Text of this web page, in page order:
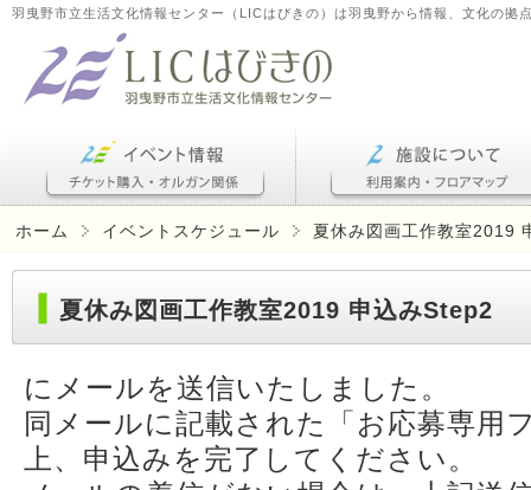
羽曳野市立生活文化情報センター（LICはびきの）は羽曳野から情報、文化の拠
ホーム イベントスケジュール 夏休み図画工作教室2019
夏休み図画工作教室2019 申込みStep2
にメールを送信いたしました。
同メールに記載された「お応募専用
上、申込みを完了してください。